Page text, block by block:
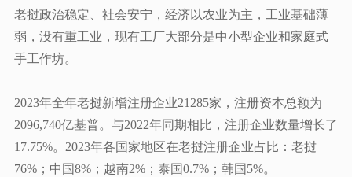
老挝政治稳定、社会安宁，经济以农业为主，工业基础薄
弱，没有重工业，现有工厂大部分是中小型企业和家庭式
手工作坊。
2023年全年老挝新增注册企业21285家，注册资本总额为
2096,740亿基普。与2022年同期相比，注册企业数量增长了
17.75%。2023年各国家地区在老挝注册企业占比：老挝
76%；中国8%；越南2%；泰国0.7%；韩国5%。